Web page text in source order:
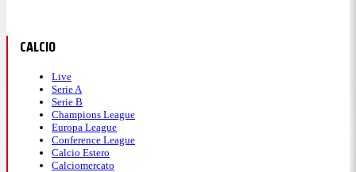
CALCIO
Live
Serie A
Serie B
Champions League
Europa League
Conference League
Calcio Estero
Calciomercato